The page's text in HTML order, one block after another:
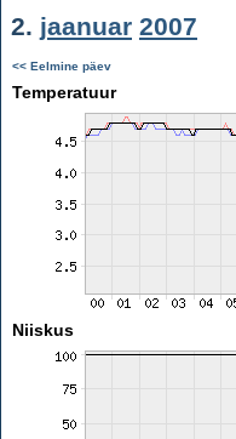
2. jaanuar 2007
<< Eelmine päev
Temperatuur
Niiskus